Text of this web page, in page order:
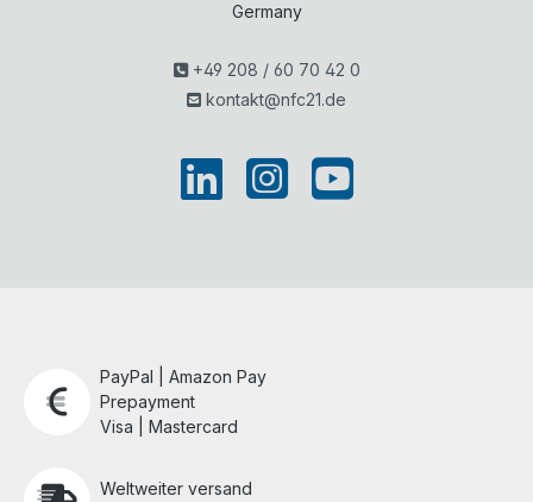
Germany
+49 208 / 60 70 42 0
kontakt@nfc21.de
PayPal | Amazon Pay
Prepayment
Visa | Mastercard
Weltweiter versand